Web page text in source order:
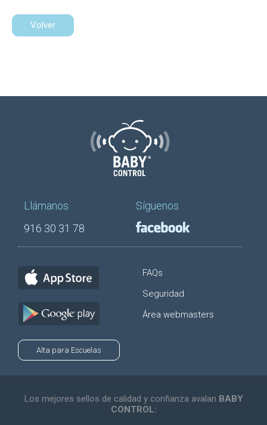
Volver
Llámanos
916 30 31 78
Síguenos
FAQs
Seguridad
Área webmasters
Alta para Escuelas
Los mejores sellos de calidad y confianza avalan BABY
CONTROL: